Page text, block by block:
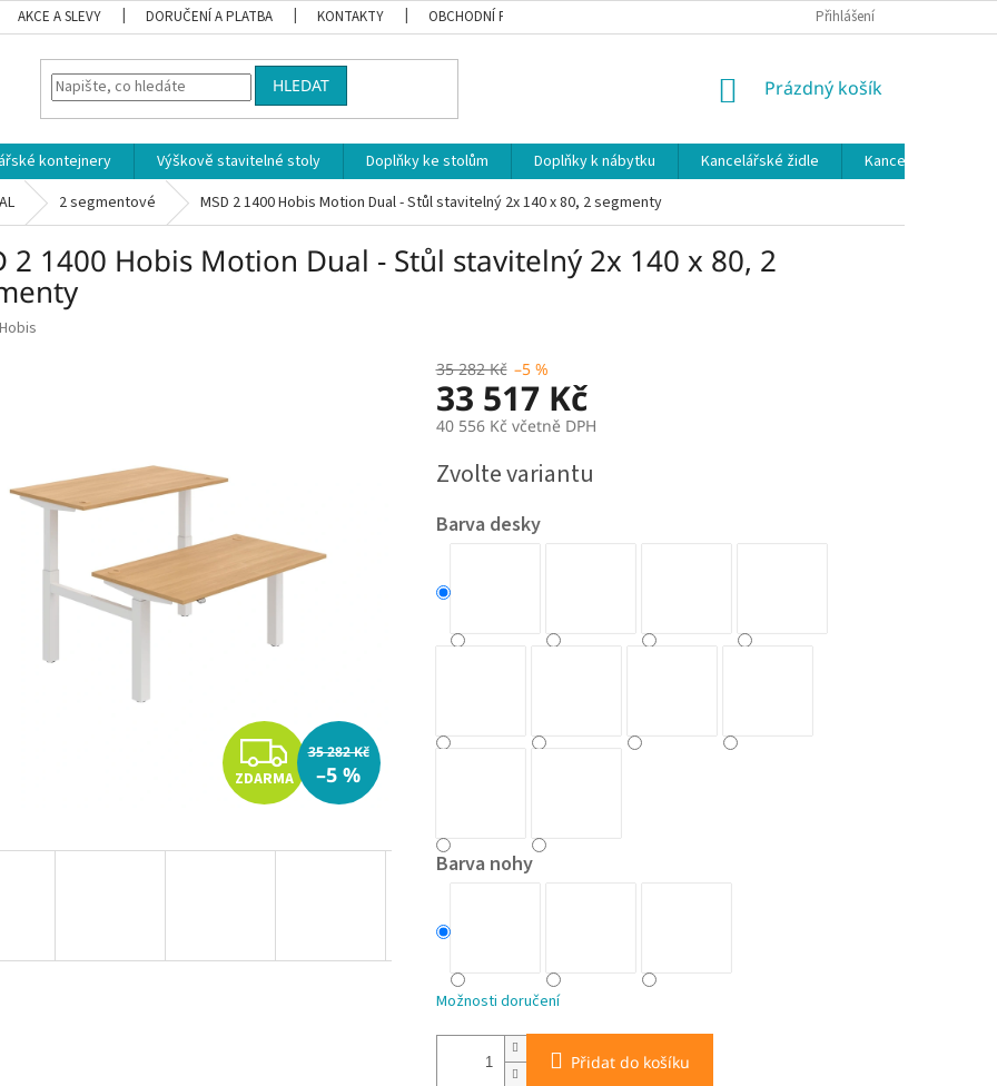
AKCE A SLEVY DORUČENÍ A PLATBA KONTAKTY OBCHODNÍ PODMÍNKY Přihlášení
HLEDAT
NÁKUPNÍ
Prázdný košík
kontejnery Výškově stavitelné stoly Doplňky ke stolům Doplňky k nábytku Kancelářské židle
Kancelářské
2 segmentové MSD 2 1400 Hobis Motion Dual - Stůl stavitelný 2x 140 x 80, 2 segmenty
2 1400 Hobis Motion Dual - Stůl stavitelný 2x 140 x 80, 2
Hobis
Z
D
A
ZDARMA
35 282 Kč
–5 %
35 282 Kč –5 %
33 517 Kč
40 556 Kč včetně DPH
cena:
Zvolte variantu
Barva desky
Barva nohy
Možnosti doručení
Přidat do košíku